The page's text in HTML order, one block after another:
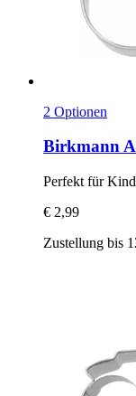
2 Optionen
Birkmann
Perfekt für
€ 2,99
Zustellung bis